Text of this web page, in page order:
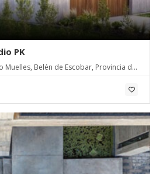
PK
Muelles, Belén de Escobar, Provincia de